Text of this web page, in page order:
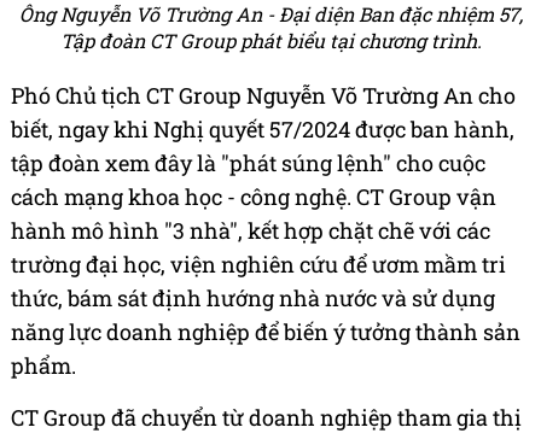
Ông Nguyễn Võ Trường An - Đại diện Ban đặc nhiệm 57,
Tập đoàn CT Group phát biểu tại chương trình.
Phó Chủ tịch CT Group Nguyễn Võ Trường An cho
biết, ngay khi Nghị quyết 57/2024 được ban hành,
tập đoàn xem đây là "phát súng lệnh" cho cuộc
cách mạng khoa học - công nghệ. CT Group vận
hành mô hình "3 nhà", kết hợp chặt chẽ với các
trường đại học, viện nghiên cứu để ươm mầm tri
thức, bám sát định hướng nhà nước và sử dụng
năng lực doanh nghiệp để biến ý tưởng thành sản
phẩm.
CT Group đã chuyển từ doanh nghiệp tham gia thị